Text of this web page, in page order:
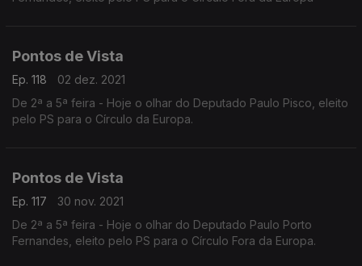
Pontos de Vista
Ep. 118
02 dez. 2021
De 2ª a 5ª feira - Hoje o olhar do Deputado Paulo Pisco, eleito
pelo PS para o Círculo da Europa.
Pontos de Vista
Ep. 117
30 nov. 2021
De 2ª a 5ª feira - Hoje o olhar do Deputado Paulo Porto
Fernandes, eleito pelo PS para o Círculo Fora da Europa.